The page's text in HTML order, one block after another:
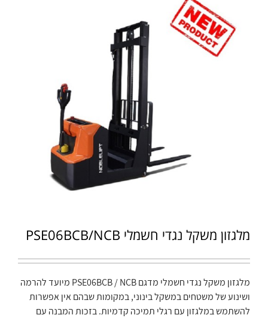
מלגזון משקל נגדי חשמלי PSE06BCB/NCB
מלגזון משקל נגדי חשמלי מדגם PSE06BCB / NCB מיועד להרמה
ושינוע של משטחים במשקל בינוני, במקומות שבהם אין אפשרות
להשתמש במלגזון עם רגלי תמיכה קדמיות. בזכות המבנה עם